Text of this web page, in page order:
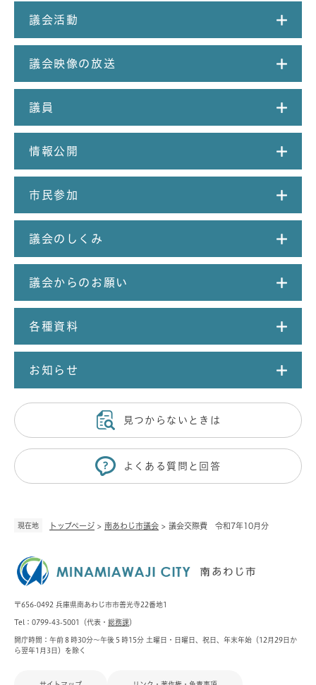
現在地 トップページ > 南あわじ市議会 > 議会交際費 令和7年10月分
議会活動
議会映像の放送
議員
情報公開
市民参加
議会のしくみ
議会からのお願い
各種資料
お知らせ
見つからないときは
よくある質問と回答
〒656-0492 兵庫県南あわじ市市善光寺22番地1
Tel：0799-43-5001（代表・ 総務課）
開庁時間：午前８時30分～午後５時15分 土曜日・日曜日、祝日、年末年始（12月29日か
ら翌年1月3日）を除く